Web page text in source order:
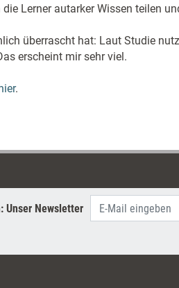
Lerner autarker Wissen teilen
überrascht hat: Laut Studie
erscheint mir sehr viel.
.
Unser Newsletter